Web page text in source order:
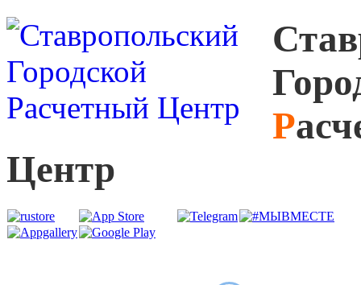
С
Г
Р
Центр